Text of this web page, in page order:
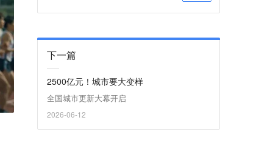
下一篇
2500亿元！城市要大变样
全国城市更新大幕开启
2026-06-12